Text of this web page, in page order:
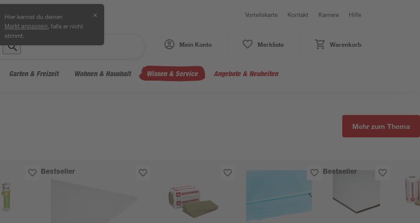
Hier kannst du deinen
Markt anpassen , falls er nicht
stimmt.
✕ Vorteilskarte Kontakt Karriere Hilfe
Mein Konto Merkliste Warenkorb
Garten & Freizeit Wohnen & Haushalt Wissen & Service Angebote & Neuheiten
Mehr zum Thema
Bestseller Bestseller